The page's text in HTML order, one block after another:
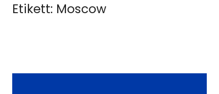
Etikett: Moscow